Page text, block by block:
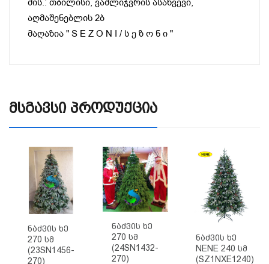
მის.: თბილისი, ვაშლიჯვრის ასახვევი,
აღმაშენებლის 2ბ
მაღაზია " S E Z O N I / ს ე ზ ო ნ ი "
Მსგავსი Პროდუქცია
Ნაძვის Ხე
270 Სმ
(23SN1456-
270)
Ნაძვის Ხე
270 Სმ
(24SN1432-
270)
Ნაძვის Ხე
NENE 240 Სმ
(SZ1NXE1240)